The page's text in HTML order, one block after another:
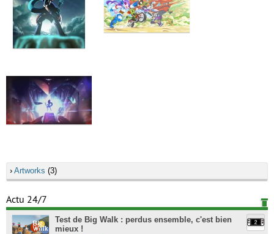
› Artworks (3)
Actu 24/7
Test de Big Walk : perdus ensemble, c'est bien
mieux !